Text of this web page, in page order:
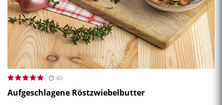
40
Aufgeschlagene Röstzwiebelbutter